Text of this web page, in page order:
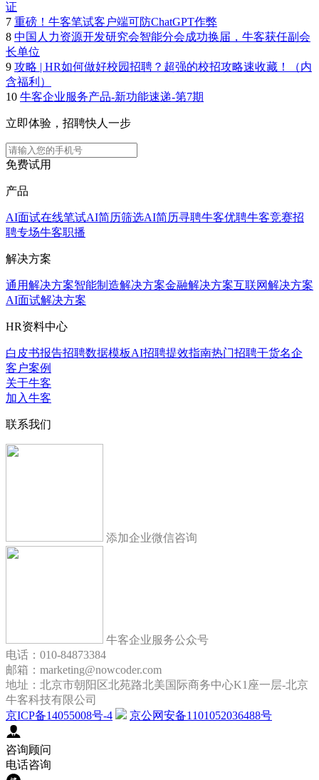
证
7 重磅！牛客笔试客户端可防ChatGPT作弊
8 中国人力资源开发研究会智能分会成功换届，牛客获任副会
长单位
9 攻略 | HR如何做好校园招聘？超强的校招攻略速收藏！（内
含福利）
10 牛客企业服务产品-新功能速递-第7期
立即体验，招聘快人一步
免费试用
产品
AI面试在线笔试AI简历筛选AI简历寻聘牛客优聘牛客竞赛招
聘专场牛客职播
解决方案
通用解决方案智能制造解决方案金融解决方案互联网解决方案
AI面试解决方案
HR资料中心
白皮书报告招聘数据模板AI招聘提效指南热门招聘干货名企
客户案例
关于牛客
加入牛客
联系我们
添加企业微信咨询
牛客企业服务公众号
电话：010-84873384
邮箱：marketing@nowcoder.com
地址：北京市朝阳区北苑路北美国际商务中心K1座一层-北京
牛客科技有限公司
京ICP备14055008号-4
京公网安备1101052036488号
咨询顾问
电话咨询